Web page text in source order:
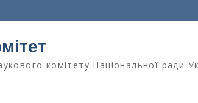
комітету Національної ради